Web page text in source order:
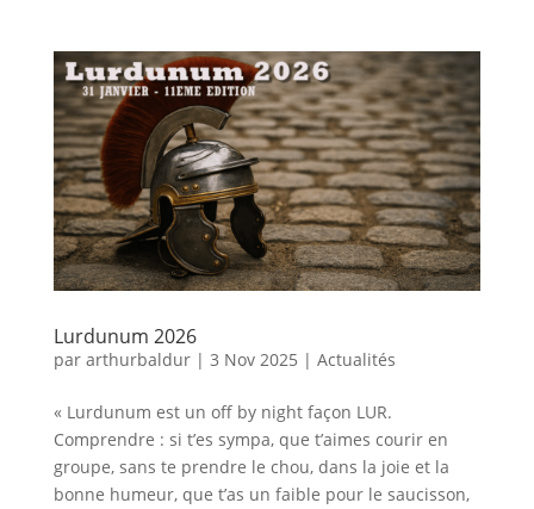
Lurdunum 2026
par arthurbaldur| 3 Nov 2025 | Actualités
« Lurdunum est un off by night façon LUR.
Comprendre : si t’es sympa, que t’aimes courir en
groupe, sans te prendre le chou, dans la joie et la
bonne humeur, que t’as un faible pour le saucisson,